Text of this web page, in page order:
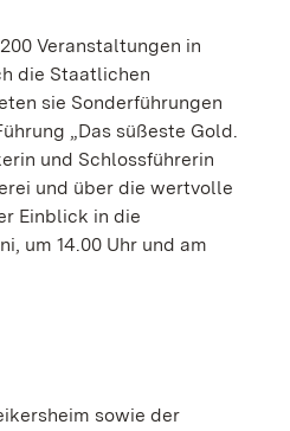
Veranstaltungen in
die Staatlichen
sie Sonderführungen
„Das süßeste Gold.
und Schlossführerin
und über die wertvolle
Einblick in die
um 14.00 Uhr und am
sowie der